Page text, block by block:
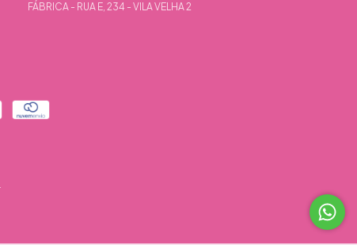
FÁBRICA - RUA E, 234 - VILA VELHA 2